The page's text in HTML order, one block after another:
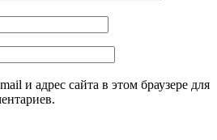
и адрес сайта в этом браузере для